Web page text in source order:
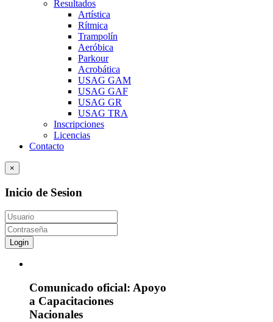
Resultados
Artística
Rítmica
Trampolín
Aeróbica
Parkour
Acrobática
USAG GAM
USAG GAF
USAG GR
USAG TRA
Inscripciones
Licencias
Contacto
×
Inicio de Sesion
Login
Comunicado oficial: Apoyo
a Capacitaciones
Nacionales